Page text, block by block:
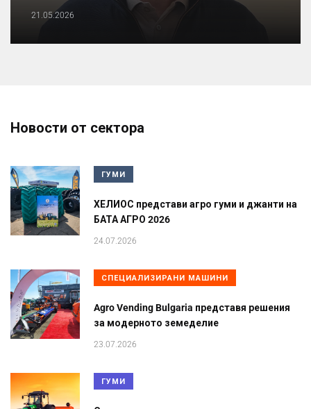
21.05.2026
Новости от сектора
ГУМИ
ХЕЛИОС представи агро гуми и джанти на
БАТА АГРО 2026
24.07.2026
СПЕЦИАЛИЗИРАНИ МАШИНИ
Agro Vending Bulgaria представя решения
за модерното земеделие
23.07.2026
ГУМИ